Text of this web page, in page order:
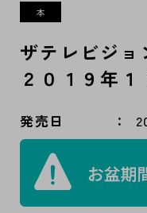
ザテレビジ
２０１９年
発売日